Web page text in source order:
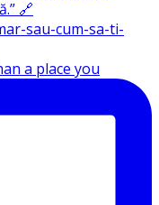
a place you